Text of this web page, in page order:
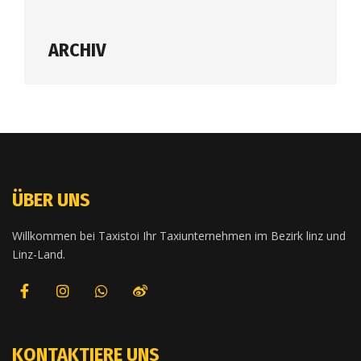
ARCHIV
ÜBER UNS
Willkommen bei Taxistoi Ihr Taxiunternehmen im Bezirk linz und
Linz-Land.
KONTAKTIERE UNS